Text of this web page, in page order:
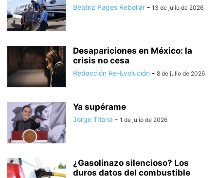
Beatriz Pages Rebollar - 13 de julio de 2026
Desapariciones en México: la
crisis no cesa
Redacción Re-Evolución - 8 de julio de 2026
Ya supérame
Jorge Triana - 1 de julio de 2026
¿Gasolinazo silencioso? Los
duros datos del combustible